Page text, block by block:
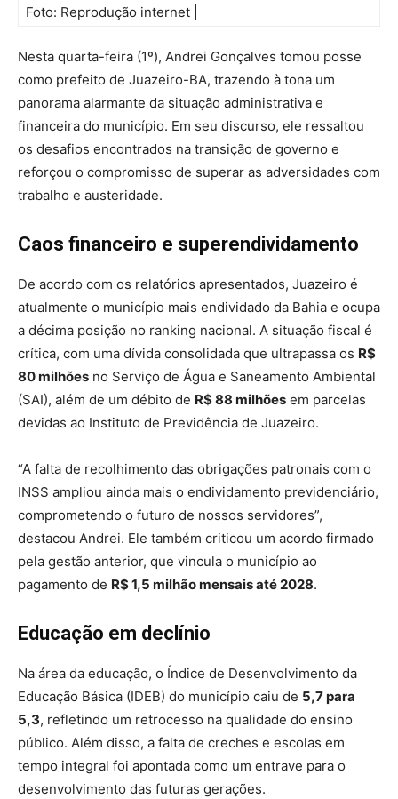
Foto: Reprodução internet |
Nesta quarta-feira (1º), Andrei Gonçalves tomou posse
como prefeito de Juazeiro-BA, trazendo à tona um
panorama alarmante da situação administrativa e
financeira do município. Em seu discurso, ele ressaltou
os desafios encontrados na transição de governo e
reforçou o compromisso de superar as adversidades com
trabalho e austeridade.
Caos financeiro e superendividamento
De acordo com os relatórios apresentados, Juazeiro é
atualmente o município mais endividado da Bahia e ocupa
a décima posição no ranking nacional. A situação fiscal é
crítica, com uma dívida consolidada que ultrapassa os R$
80 milhões no Serviço de Água e Saneamento Ambiental
(SAI), além de um débito de R$ 88 milhões em parcelas
devidas ao Instituto de Previdência de Juazeiro.
“A falta de recolhimento das obrigações patronais com o
INSS ampliou ainda mais o endividamento previdenciário,
comprometendo o futuro de nossos servidores”,
destacou Andrei. Ele também criticou um acordo firmado
pela gestão anterior, que vincula o município ao
pagamento de R$ 1,5 milhão mensais até 2028.
Educação em declínio
Na área da educação, o Índice de Desenvolvimento da
Educação Básica (IDEB) do município caiu de 5,7 para
5,3, refletindo um retrocesso na qualidade do ensino
público. Além disso, a falta de creches e escolas em
tempo integral foi apontada como um entrave para o
desenvolvimento das futuras gerações.